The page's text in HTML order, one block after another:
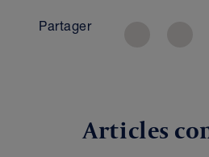
Partager
Articles